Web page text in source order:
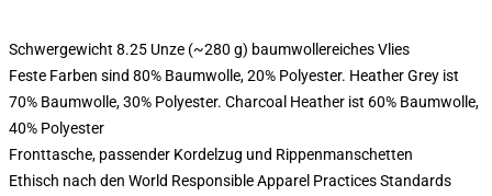
Schwergewicht 8.25 Unze (~280 g) baumwollereiches Vlies
Feste Farben sind 80% Baumwolle, 20% Polyester. Heather Grey ist
70% Baumwolle, 30% Polyester. Charcoal Heather ist 60% Baumwolle,
40% Polyester
Fronttasche, passender Kordelzug und Rippenmanschetten
Ethisch nach den World Responsible Apparel Practices Standards